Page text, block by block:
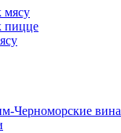
мясу
пицце
Черноморские вина